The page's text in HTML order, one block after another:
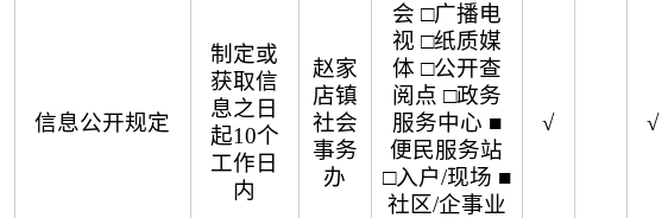
信息公开规定
制定或
获取信
息之日
起10个
工作日
内
赵家
店镇
社会
事务
办
会 □广播电
视 □纸质媒
体 □公开查
阅点 □政务
服务中心 ■
便民服务站
□入户/现场 ■
社区/企事业
√ √